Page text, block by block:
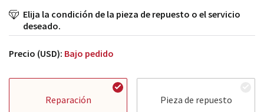
Elija la condición de la pieza de repuesto o el servicio
deseado.
Precio (USD): Bajo pedido
Reparación Pieza de repuesto